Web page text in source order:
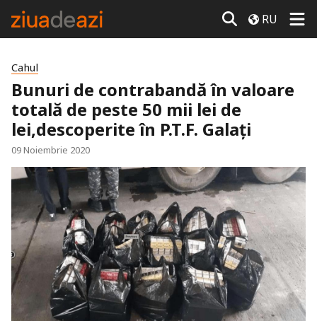
RU
Cahul
Bunuri de contrabandă în valoare
totală de peste 50 mii lei de
lei,descoperite în P.T.F. Galați
09 Noiembrie 2020